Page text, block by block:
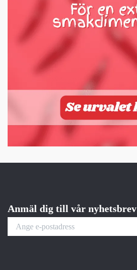
Anmäl dig till vår nyhetsbrev